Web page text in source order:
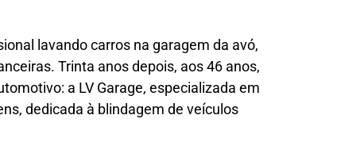
lavando carros na garagem da avó,
Trinta anos depois, aos 46 anos,
a LV Garage, especializada em
dedicada à blindagem de veículos